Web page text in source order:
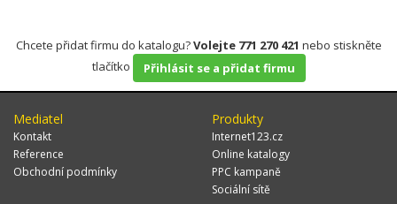
Chcete přidat firmu do katalogu?Volejte 771 270 421 nebo stiskněte
tlačítko
Přihlásit se a přidat firmu
Mediatel
Kontakt
Reference
Obchodní podmínky
Produkty
Internet123.cz
Online katalogy
PPC kampaně
Sociální sítě